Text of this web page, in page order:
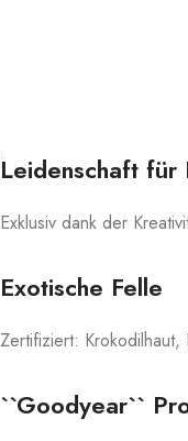
Leidenschaft für
Exklusiv dank der
Exotische Felle
Zertifiziert: Krokodilhaut,
``Goodyear``